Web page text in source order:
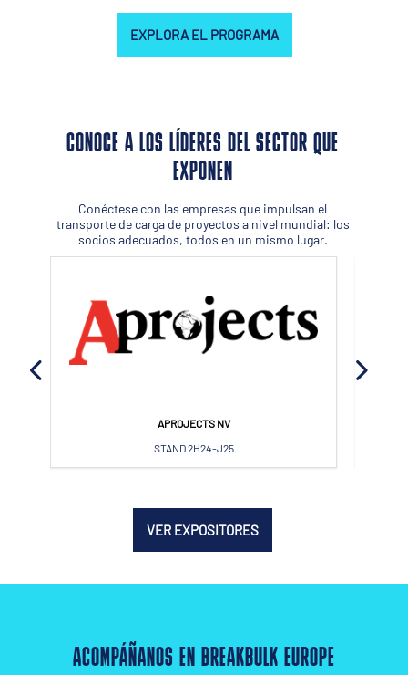
EXPLORA EL PROGRAMA
CONOCE A LOS LÍDERES DEL SECTOR QUE
EXPONEN
Conéctese con las empresas que impulsan el
transporte de carga de proyectos a nivel mundial: los
socios adecuados, todos en un mismo lugar.
APROJECTS NV
STAND 2H24-J25
VER EXPOSITORES
ACOMPÁÑANOS EN BREAKBULK EUROPE